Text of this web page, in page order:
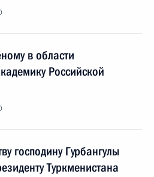
в области
Российской
господину Гурбангулы
Туркменистана